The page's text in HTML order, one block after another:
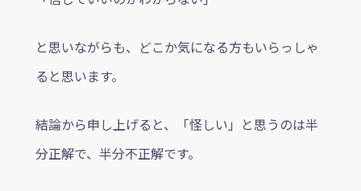
と思いながらも、どこか気になる方もいらっしゃ
ると思います。
結論から申し上げると、「怪しい」と思うのは半
分正解で、半分不正解です。